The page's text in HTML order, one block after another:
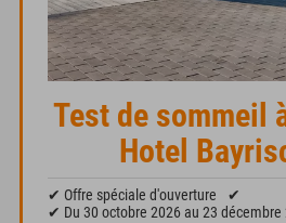
Test de sommeil
Hotel
✔ Offre spéciale d'ouverture
✔
✔ Du 30 octobre 2026 au 23 décembre